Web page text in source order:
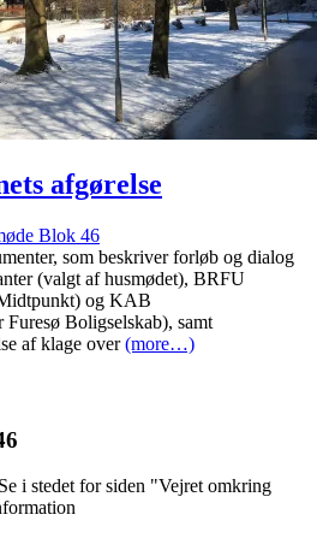
afgørelse
Blok 46
som beskriver forløb og dialog
(valgt af husmødet), BRFU
og KAB
Furesø Boligselskab), samt
af klage over(more…)
i stedet for siden "Vejret omkring